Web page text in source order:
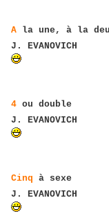
A la une, à la
J. EVANOVICH
4 ou double
J. EVANOVICH
Cinq à sexe
J. EVANOVICH